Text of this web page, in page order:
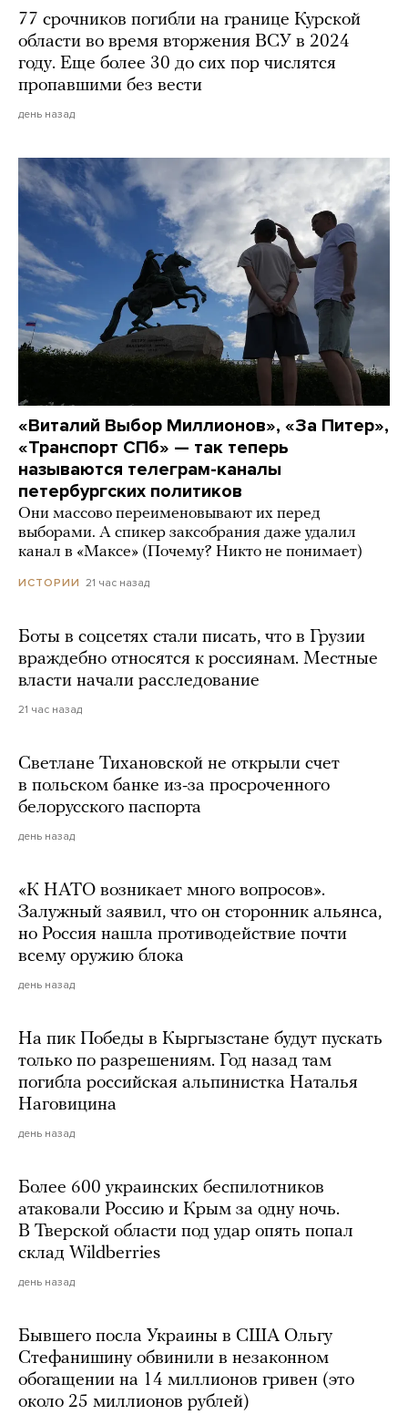
77 срочников погибли на границе Курской
области во время вторжения ВСУ в 2024
году. Еще более 30 до сих пор числятся
пропавшими без вести
день назад
«Виталий Выбор Миллионов», «За Питер»,
«Транспорт СПб» — так теперь
называются телеграм-каналы
петербургских политиков
Они массово переименовывают их перед
выборами. А спикер заксобрания даже удалил
канал в «Максе» (Почему? Никто не понимает)
ИСТОРИИ 21 час назад
Боты в соцсетях стали писать, что в Грузии
враждебно относятся к россиянам. Местные
власти начали расследование
21 час назад
Светлане Тихановской не открыли счет
в польском банке из-за просроченного
белорусского паспорта
день назад
«К НАТО возникает много вопросов».
Залужный заявил, что он сторонник альянса,
но Россия нашла противодействие почти
всему оружию блока
день назад
На пик Победы в Кыргызстане будут пускать
только по разрешениям. Год назад там
погибла российская альпинистка Наталья
Наговицина
день назад
Более 600 украинских беспилотников
атаковали Россию и Крым за одну ночь.
В Тверской области под удар опять попал
склад Wildberries
день назад
Бывшего посла Украины в США Ольгу
Стефанишину обвинили в незаконном
обогащении на 14 миллионов гривен (это
около 25 миллионов рублей)